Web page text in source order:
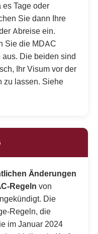
es Tage oder
Sie dann Ihre
Abreise ein.
Sie die MDAC
Die beiden sind
Ihr Visum vor der
zu lassen. Siehe
Änderungen
Regeln von
Die
Regeln, die
im Januar 2024